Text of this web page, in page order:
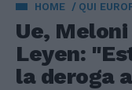
HOME QUI
Ue,
Leyen:
la deroga